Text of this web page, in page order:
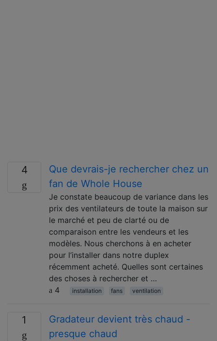
4
Que devrais-je rechercher chez un
fan de Whole House
Je constate beaucoup de variance dans les
prix des ventilateurs de toute la maison sur
le marché et peu de clarté ou de
comparaison entre les vendeurs et les
modèles. Nous cherchons à en acheter
pour l’installer dans notre duplex
récemment acheté. Quelles sont certaines
des choses à rechercher et …
4
installation fans ventilation
1
Gradateur devient très chaud -
presque chaud